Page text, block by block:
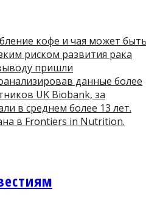
кофе и чая может
риском развития рака
пришли
данные более
UK Biobank, за
в среднем более 13 лет.
в Frontiers in Nutrition.